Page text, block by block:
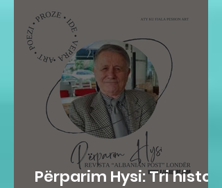
Përparim Hysi: Tri histori